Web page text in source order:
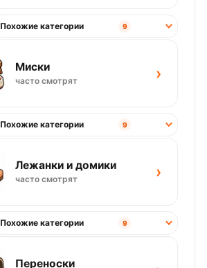
Похожие категории 9
Миски
часто смотрят ›
Похожие категории 9
Лежанки и домики
часто смотрят ›
Похожие категории 9
Переноски